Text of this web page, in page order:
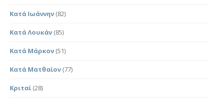
Κατά Ιωάννην (82)
Κατά Λουκάν (85)
Κατά Μάρκον (51)
Κατά Ματθαίον (77)
Κριταί (28)